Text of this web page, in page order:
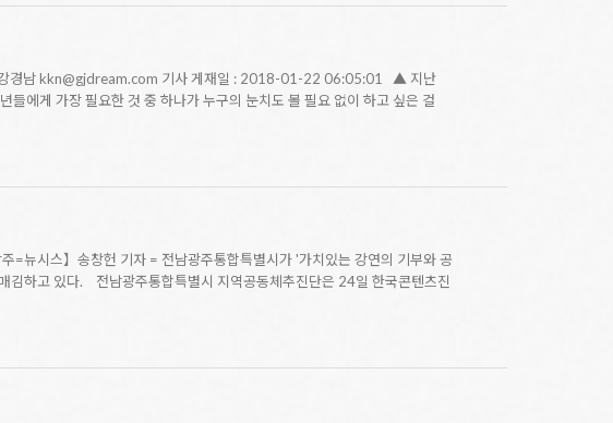
강경남 kkn@gjdream.com 기사 게재일 : 2018-01-22 06:05:01 ▲ 지난
에게 가장 필요한 것 중 하나가 누구의 눈치도 볼 필요 없이 하고 싶은 걸
=뉴시스】송창헌 기자 = 전남광주통합특별시가 '가치있는 강연의 기부와 공
김하고 있다. 전남광주통합특별시 지역공동체추진단은 24일 한국콘텐츠진